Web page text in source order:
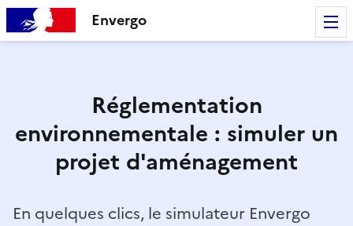
Envergo
Réglementation
environnementale : simuler un
projet d'aménagement
En quelques clics, le simulateur Envergo